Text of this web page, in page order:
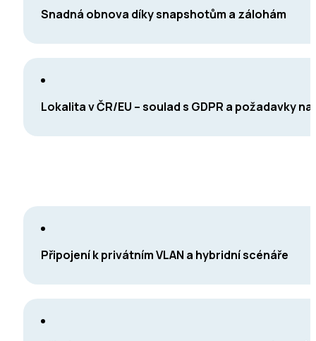
Snadná obnova díky snapshotům a zálohám
Lokalita v ČR/EU – soulad s GDPR a požadavky
Připojení k privátním VLAN a hybridní scénáře